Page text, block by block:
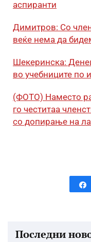
аспиранти
Димитров: Со
веќе нема да
Шекеринска:
во учебниците по
(ФОТО) Наместо
го честитаа
со допирање на
Последни